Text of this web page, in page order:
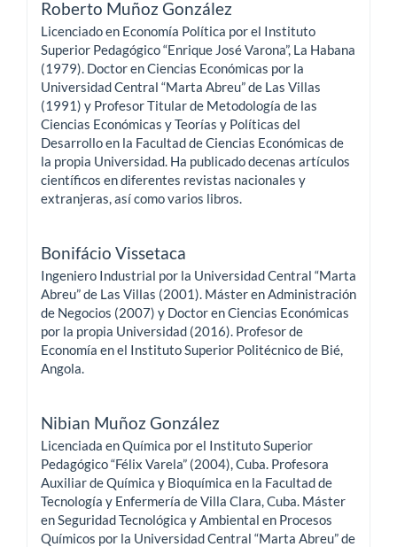
Roberto Muñoz González
Licenciado en Economía Política por el Instituto
Superior Pedagógico “Enrique José Varona”, La Habana
(1979). Doctor en Ciencias Económicas por la
Universidad Central “Marta Abreu” de Las Villas
(1991) y Profesor Titular de Metodología de las
Ciencias Económicas y Teorías y Políticas del
Desarrollo en la Facultad de Ciencias Económicas de
la propia Universidad. Ha publicado decenas artículos
científicos en diferentes revistas nacionales y
extranjeras, así como varios libros.
Bonifácio Vissetaca
Ingeniero Industrial por la Universidad Central “Marta
Abreu” de Las Villas (2001). Máster en Administración
de Negocios (2007) y Doctor en Ciencias Económicas
por la propia Universidad (2016). Profesor de
Economía en el Instituto Superior Politécnico de Bié,
Angola.
Nibian Muñoz González
Licenciada en Química por el Instituto Superior
Pedagógico “Félix Varela” (2004), Cuba. Profesora
Auxiliar de Química y Bioquímica en la Facultad de
Tecnología y Enfermería de Villa Clara, Cuba. Máster
en Seguridad Tecnológica y Ambiental en Procesos
Químicos por la Universidad Central “Marta Abreu” de